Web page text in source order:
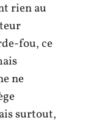
rien au
fou, ce
ne
surtout,